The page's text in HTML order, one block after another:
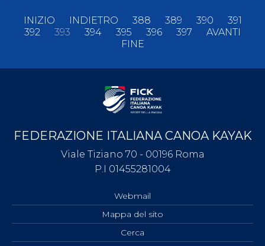
INIZIO INDIETRO 388 389 390
391
392
393 394 395 396 397
AVANTI
FINE
FEDERAZIONE ITALIANA CANOA KAYAK
Viale Tiziano 70 - 00196 Roma
P.I 01455281004
Webmail
Mappa del sito
Cerca